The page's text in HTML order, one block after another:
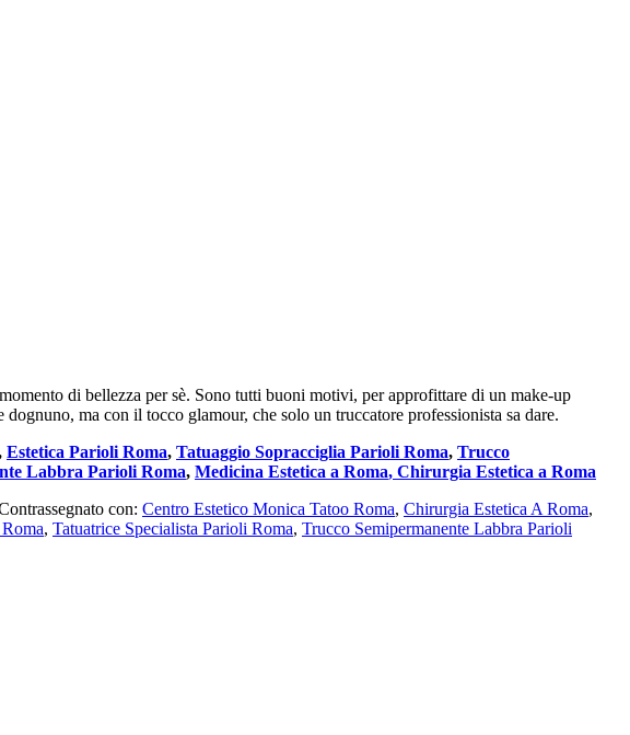
di bellezza per sè. Sono tutti buoni motivi, per approfittare di un make-up
ma con il tocco glamour, che solo un truccatore professionista sa dare.
Estetica Parioli Roma, Tatuaggio Sopracciglia Parioli Roma, Trucco
Labbra Parioli Roma, Medicina Estetica a Roma, Chirurgia Estetica a Roma
con: Centro Estetico Monica Tatoo Roma, Chirurgia Estetica A Roma,
, Tatuatrice Specialista Parioli Roma, Trucco Semipermanente Labbra Parioli